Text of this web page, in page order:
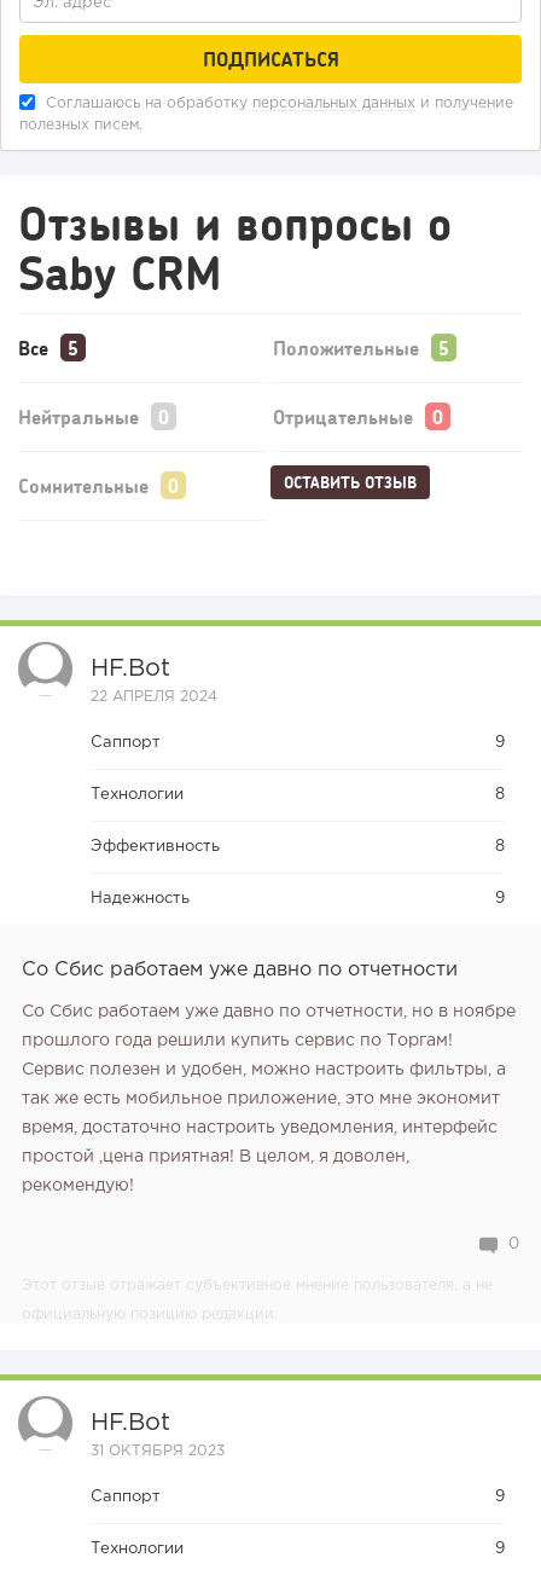
Соглашаюсь на обработку персональных данных и получение
полезных писем.
Отзывы и вопросы о
Saby CRM
Все Положительные
Нейтральные Отрицательные
Сомнительные ОСТАВИТЬ ОТЗЫВ
HF.bot
22 АПРЕЛЯ 2024
Саппорт 9
Технологии 8
Эффективность 8
Надежность 9
Со Сбис работаем уже давно по отчетности
Со Сбис работаем уже давно по отчетности, но в ноябре
прошлого года решили купить сервис по Торгам!
Сервис полезен и удобен, можно настроить фильтры, а
так же есть мобильное приложение, это мне экономит
время, достаточно настроить уведомления, интерфейс
простой ,цена приятная! В целом, я доволен,
рекомендую!
0
Этот отзыв отражает субъективное мнение пользователя, а не
официальную позицию редакции.
HF.bot
31 ОКТЯБРЯ 2023
Саппорт 9
Технологии 9